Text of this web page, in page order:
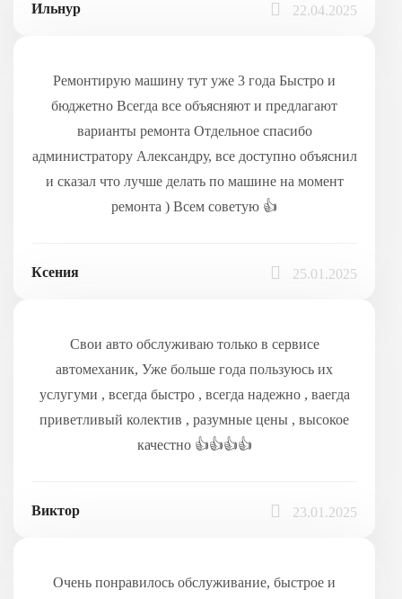
Ильнур 22.04.2025
Ремонтирую машину тут уже 3 года Быстро и
бюджетно Всегда все объясняют и предлагают
варианты ремонта Отдельное спасибо
администратору Александру, все доступно объяснил
и сказал что лучше делать по машине на момент
ремонта ) Всем советую 👍
Ксения 25.01.2025
Свои авто обслуживаю только в сервисе
автомеханик, Уже больше года пользуюсь их
услугуми , всегда быстро , всегда надежно , ваегда
приветливый колектив , разумные цены , высокое
качестно 👍👍👍👍
Виктор 23.01.2025
Очень понравилось обслуживание, быстрое и